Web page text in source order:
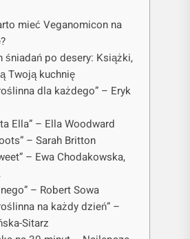
mieć Veganomicon na
śniadań po desery: Książki,
Twoją kuchnię
dla każdego” – Eryk
Ella” – Ella Woodward
– Sarah Britton
– Ewa Chodakowska,
– Robert Sowa
na każdy dzień” –
Sitarz